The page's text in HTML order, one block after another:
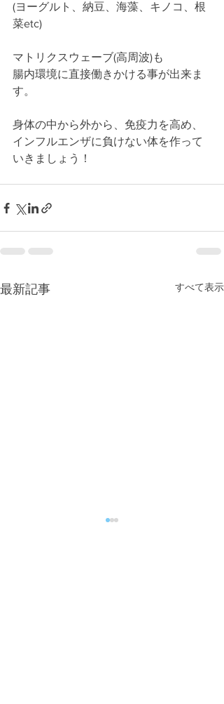
(ヨーグルト、納豆、海藻、キノコ、根
菜etc)﻿
マトリクスウェーブ(高周波)も﻿
腸内環境に直接働きかける事が出来ま
す。﻿
身体の中から外から、免疫力を高め、﻿
インフルエンザに負けない体を作って
いきましょう！﻿
最新記事 すべて表示